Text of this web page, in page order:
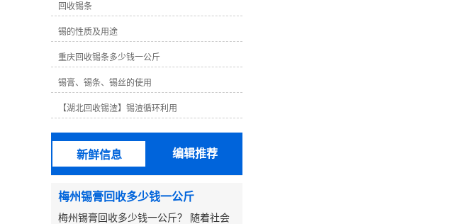
与锡的良好比例，其熔点达到较低的183
度℃。为什么没有比63度高的铅锡线
呢？这个问题要简单得多，因为锡的价
锡线的高度不仅昂贵，而且锡线不如63
度好。对于无铅锡线，锡线含量为99.3%
铜0.7%，其他锡线含有银锡线、低温锡
线等。这些锡线需要生产研发，以达到
其他传统无铅锡线无法达到的效果。例
如，低温锡线含锡量为42%。虽然低温锡
线的焊接效果不是很好，但其熔点仅为
138℃，某些部件在焊接过程中不能承受
高温而烧坏。但其焊点相对脆弱，传统
无铅锡线焊接良好，但熔点高达217℃。
这是不可替代的，所以没有可比性。从
以上可以看出，锡的含量并不完全决定
回收锡条
锡的性质及用途
重庆回收锡条多少钱一公斤
锡膏、锡条、锡丝的使用
【湖北回收锡渣】锡渣循环利用
新鲜信息 编辑推荐
梅州锡膏回收多少钱一公斤
梅州锡膏回收多少钱一公斤？ 随着社会